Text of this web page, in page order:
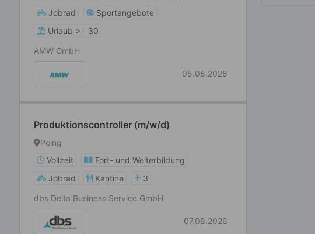
Jobrad
Sportangebote
Urlaub >= 30
AMW GmbH
05.08.2026
Produktionscontroller (m/w/d)
Poing
Vollzeit
Fort- und Weiterbildung
Jobrad
Kantine
3
dbs Delta Business Service GmbH
07.08.2026